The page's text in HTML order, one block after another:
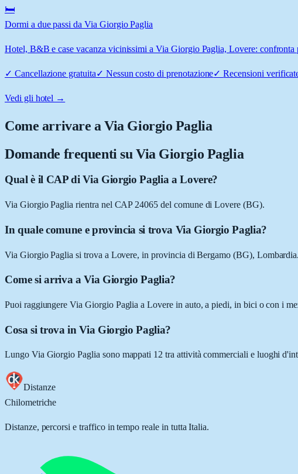
🛏️
Dormi a due passi da Via Giorgio Paglia
Hotel, B&B e case vacanza vicinissimi a Via Giorgio Paglia, Lovere: confronta
✓ Cancellazione gratuita✓ Nessun costo di prenotazione✓Recensioni
Vedi gli hotel →
Come arrivare aVia Giorgio Paglia
Domande frequenti su Via Giorgio Paglia
Qual è il CAP di Via Giorgio Paglia a Lovere?
Via Giorgio Paglia rientra nel CAP 24065 del comune di Lovere (BG).
In quale comune e provincia si trova Via Giorgio Paglia?
Via Giorgio Paglia si trova a Lovere, in provincia di Bergamo (BG), Lombardia.
Come si arriva a Via Giorgio Paglia?
Puoi raggiungere Via Giorgio Paglia a Lovere in auto, a piedi, in bici o con i
Cosa si trova in Via Giorgio Paglia?
Lungo Via Giorgio Paglia sono mappati 12 tra attività commerciali e luoghi
Distanze
Chilometriche
Distanze, percorsi e traffico in tempo reale in tutta Italia.